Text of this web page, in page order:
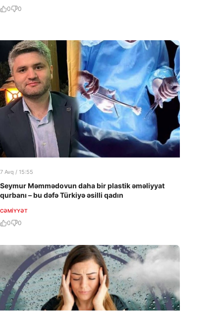
0 0
7 Avq / 15:55
Seymur Məmmədovun daha bir plastik əməliyyat
qurbanı – bu dəfə Türkiyə əsilli qadın
CƏMIYYƏT
0 0